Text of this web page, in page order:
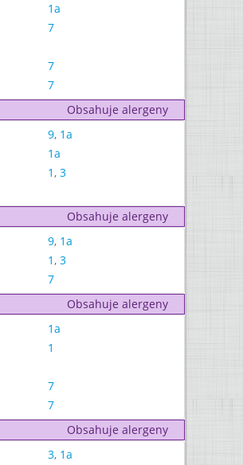
1a
7
7
7
Obsahuje alergeny
9, 1a
1a
1, 3
Obsahuje alergeny
9, 1a
1, 3
7
Obsahuje alergeny
1a
1
7
7
Obsahuje alergeny
3, 1a